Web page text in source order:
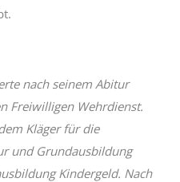
nach seinem Abitur
Freiwilligen Wehrdienst.
Kläger für die
und Grundausbildung
Kindergeld. Nach